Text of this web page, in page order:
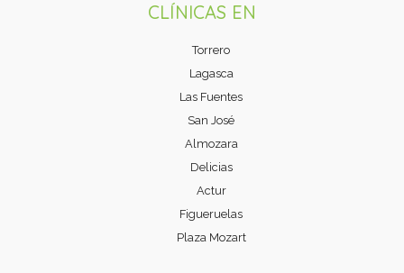
CLÍNICAS EN
Torrero
Lagasca
Las Fuentes
San José
Almozara
Delicias
Actur
Figueruelas
Plaza Mozart